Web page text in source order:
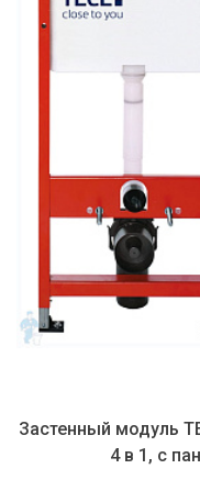
модуль
4 в 1, с